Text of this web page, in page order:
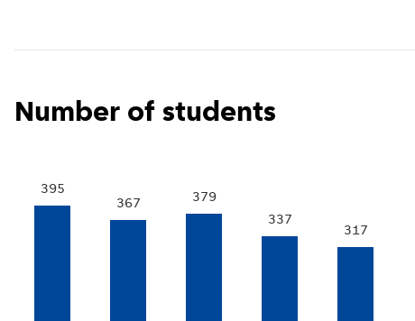
Number of students
395
367 379
337
317